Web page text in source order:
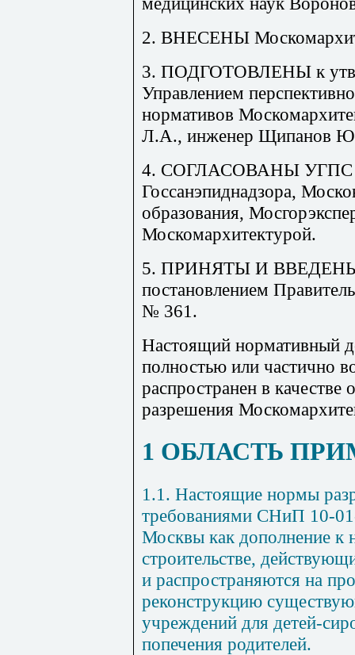
2. ВНЕСЕНЫ
3. ПОДГОТОВЛЕНЫ к
Управлением
нормативов
Л.А., инженер Щипанов
4. СОГЛАСОВАНЫ УГПС
Госсанэпиднадзора,
образования,
Москомархитектурой.
5. ПРИНЯТЫ И
постановлением
№ 361.
Настоящий нормативный
полностью или частично
распространен в качестве
разрешения
1 ОБЛАСТЬ
1.1. Настоящие нормы
требованиями СНиП 10-
Москвы как дополнение к
строительстве,
и распространяются на
реконструкцию
учреждений для детей-
попечения родителей.